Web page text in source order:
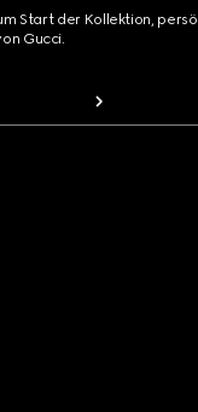
Start der Kollektion,
Gucci.